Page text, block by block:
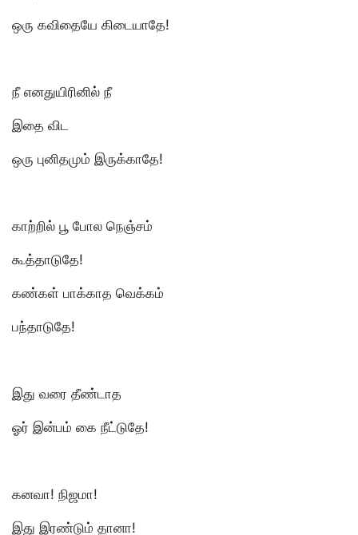
ஒரு கவிதையே கிடையாதே!
நீ எனதுயிரினில் நீ
இதை விட
ஒரு புனிதமும் இருக்காதே!
காற்றில் பூ போல நெஞ்சம்
கூத்தாடுதே!
கண்கள் பாக்காத வெக்கம்
பந்தாடுதே!
இது வரை தீண்டாத
ஓர் இன்பம் கை நீட்டுதே!
கனவா! நிஜமா!
இது இரண்டும் தானா!